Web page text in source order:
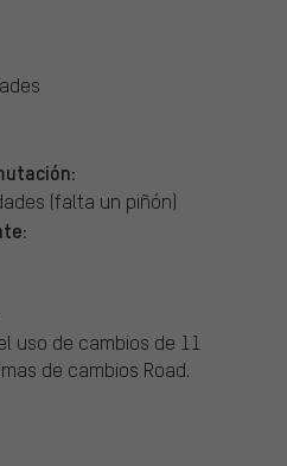
(falta un piñón)
uso de cambios de 11
de cambios Road.